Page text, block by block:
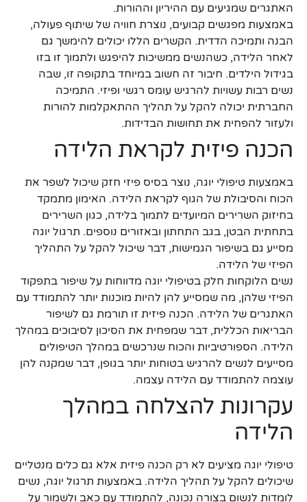
האתגרים שמגיעים עם ההיריון וההורות.
באמצעות מפגשים קבועים, נוצרת חוויה של שיתוף פעולה,
הבנה ותמיכה הדדית. הקשרים הללו יכולים להימשך גם
לאחר הלידה, כשהנשים ממשיכות להיפגש ולתמוך זו בזו
בגידול הילדים. חיבור זה חשוב במיוחד בתקופה זו, שבה
נשים רבות עשויות להרגיש עומס רגשי ופיזי. התמיכה
החברתית יכולה להקל על תהליך ההתאקלמות להורות
ולעזור להפחית את תחושות הבדידות.
הכנה פיזית לקראת הלידה
באמצעות טיפולי יוגה, נוצר בסיס פיזי חזק שיכול לשפר את
הכוח והסיבולת של הגוף לקראת הלידה. האימון מתמקד
בחיזוק השרירים המיועדים לתמוך בלידה, כגון השרירים
בתחתית הבטן, בגב התחתון ובאזורים נוספים. תרגול יוגה
מסייע גם בשיפור הגמישות, דבר שיכול להקל על התהליך
הפיזי של הלידה.
נשים הלוקחות חלק בטיפולי יוגה מדווחות על שיפור בתפקוד
הפיזי שלהן, מה שמסייע להן להיות מוכנות יותר להתמודד עם
האתגרים של הלידה. הכנה פיזית זו תורמת גם לשיפור
הבריאות הכללית, דבר שמפחית את הסיכון לסיבוכים במהלך
הלידה. הספורטיביות והכוח שנרכשים במהלך הטיפולים
מסייעים לנשים להרגיש בטוחות יותר בגופן, דבר שמקנה להן
עוצמה להתמודד עם הלידה עצמה.
עקרונות להצלחה במהלך
הלידה
טיפולי יוגה מציעים לא רק הכנה פיזית אלא גם כלים מנטליים
שיכולים להקל על תהליך הלידה. באמצעות תרגול יוגה, נשים
לומדות לנשום בצורה נכונה, להתמודד עם כאב ולשמור על